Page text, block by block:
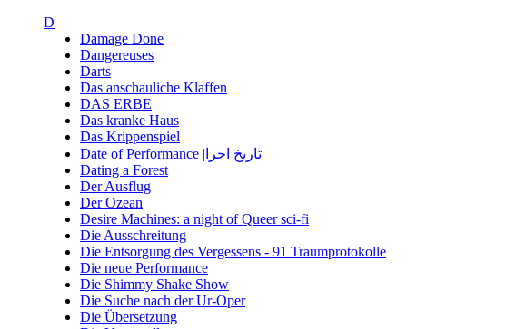
D
Damage Done
Dangereuses
Darts
Das anschauliche Klaffen
DAS ERBE
Das kranke Haus
Das Krippenspiel
Date of Performance |تاریخ اجرا
Dating a Forest
Der Ausflug
Der Ozean
Desire Machines: a night of Queer sci-fi
Die Ausschreitung
Die Entsorgung des Vergessens - 91 Traumprotokolle
Die neue Performance
Die Shimmy Shake Show
Die Suche nach der Ur-Oper
Die Übersetzung